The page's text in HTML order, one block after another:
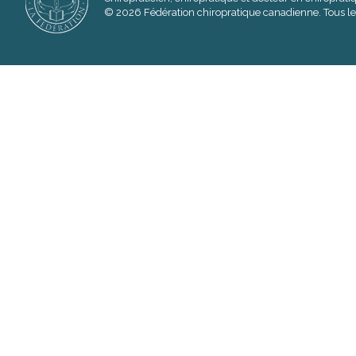
© 2026 Fédération chiropratique canadienne. Tous